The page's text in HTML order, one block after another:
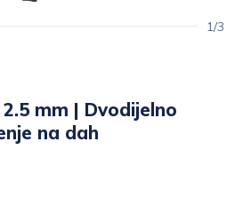
1/3
2.5 mm | Dvodijelno
na dah